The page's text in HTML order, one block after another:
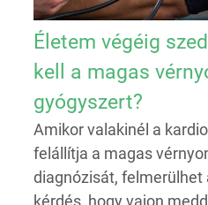
Életem végéig
kell a magas
gyógyszert?
Amikor valakinél a
felállítja a magas
diagnózisát, felmerülhet
kérdés, hogy vajon